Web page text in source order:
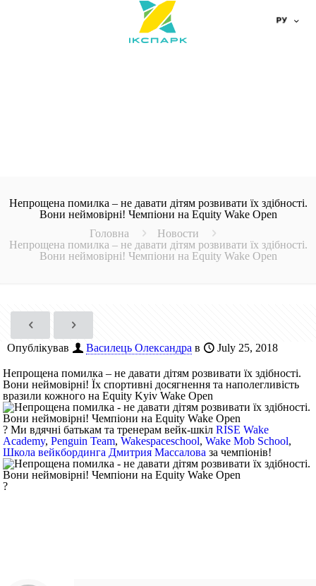
Непрощена помилка – не давати дітям розвивати їх здібності.
Вони неймовірні! Чемпіони на Equity Wake Open
Головна
Новости
Непрощена помилка – не давати дітям розвивати їх здібності.
Вони неймовірні! Чемпіони на Equity Wake Open
Опублікував Василець Олександра в July 25, 2018
Непрощена помилка – не давати дітям розвивати їх здібності.
Вони неймовірні! Їх спортивні досягнення та наполегливість
вразили кожного на Equity Kyiv Wake Open
? Ми вдячні батькам та тренерам вейк-шкілRISE Wake
Academy,Penguin Team,Wakespaceschool,Wake Mob School,
Школа вейкбординга Дмитрия Массалова за чемпіонів!
?